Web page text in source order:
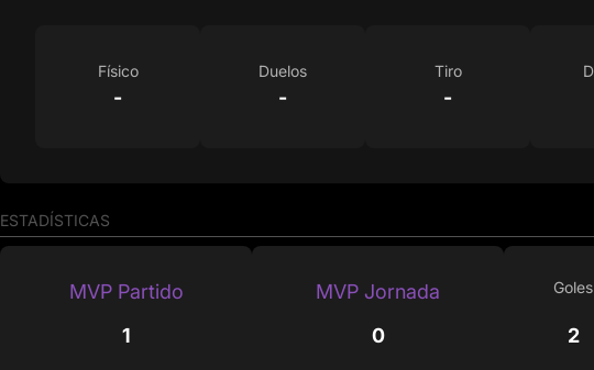
Físico
-
Duelos
-
Tiro
-
ESTADÍSTICAS
MVP Partido
1
MVP Jornada
0
Goles
2